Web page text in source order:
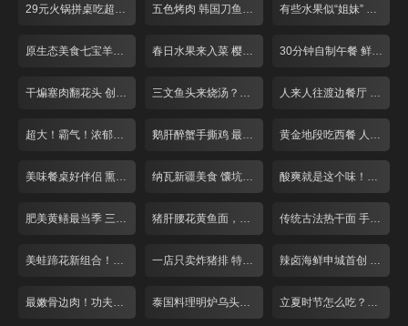
29元火锅拼桌吃超实惠！ 五色烤肉 韩国刀鱼 刮起思密达旋风！ 有些水果似“姐妹” 让你傻傻分不清楚
原生态美食七宝羊肉串 春日水果来入菜 樱桃咕咾肉最香浓 30分钟自制午餐 鲜虾天妇罗红豆饭
干煸塞肉翻花头 创意手法烧豆腐 三文鱼头来烧汤？胡椒调味更是鲜！ 人来人往渡边餐厅 超大炸猪排
超大！霸气！浓郁海鲜饭任性吃！ 鹅肝醉蟹手撕鸡 最是浓郁酒香菜！ 黄金地段吃西餐 人均24元亲民价
美味餐桌好伴侣 熏鱼小店人气爆棚！ 纳瓦新疆美食 馕坑焖羊腿 限量50份 酸爽就是这个味！巧用猪蹄做酸汤
肥美黄鳝最当季 三种吃法来尝鲜！ 猪肝腰花黄鱼面，本帮面条滋味浓 传统古法热干面 手工芝麻酱香稠醇
美蛙蹄花新组合！肉质嫩鲜味足 一店只卖炸猪排 特制酱料令人回味 辣卤海鲜申城首创 酱汁入味回味无穷
最嫩骨边肉！功夫牛排汁水多 泰国料理明炉乌头鱼最招牌 立夏时节怎么吃？籽虾黄鳝最滋补